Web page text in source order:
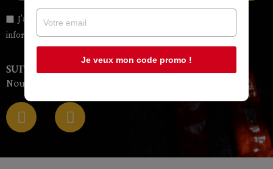
J’autorise l'utilisation de mon email pour m’envoyer des
informations et des offres personnalisées
SUIVEZ-NOUS SUR LES RÉSEAUX
Nouveautés, avant-premières, promotions exclusives…
Je veux mon code promo !